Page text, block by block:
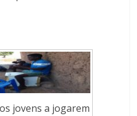
jovens a jogarem